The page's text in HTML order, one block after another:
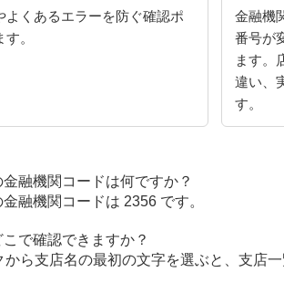
よくあるエラーを防ぐ確認ポ
。
金融機
番号が
ます。
違い、
す。
融機関コードは何ですか？
融機関コードは 2356 です。
で確認できますか？
から支店名の最初の文字を選ぶと、支店